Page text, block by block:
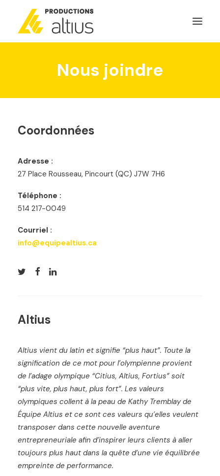
POURQUOI INVESTIR
Nous joindre
Coordonnées
Adresse :
27 Place Rousseau, Pincourt (QC) J7W 7H6
Téléphone :
514 217-0049
Courriel :
info@equipealtius.ca
Altius
Altius vient du latin et signifie “plus haut”. Toute la
signification de ce mot pour l’olympienne provient
de l’adage olympique “Citius, Altius, Fortius” soit
“plus vite, plus haut, plus fort”. Les valeurs
olympiques collent à la peau de Kathy Tremblay de
Équipe Altius et ce sont ces valeurs qu’elles veulent
transposer dans cette nouvelle aventure
entrepreneuriale afin d’inspirer leurs clients à aller
toujours plus haut dans la quête d’une vie équilibrée
empreinte de performance.